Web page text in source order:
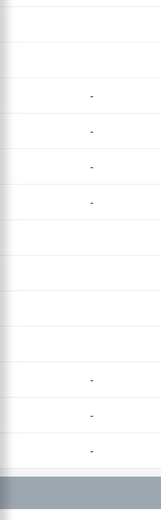
-
-
-
-
-
-
-